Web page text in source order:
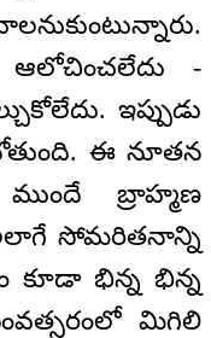
ఆలోచించలేదు -
ఇప్పుడు
ఈ నూతన
బ్రాహ్మణ
అలాగే సోమరితనాన్ని
భిన్న భిన్న
మిగిలి